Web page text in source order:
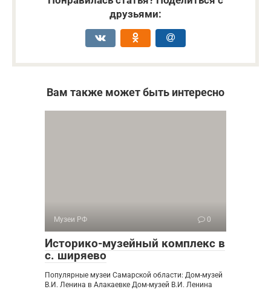
друзьями:
Вам также может быть интересно
Музеи РФ 0
Историко-музейный комплекс в
с. ширяево
Популярные музеи Самарской области: Дом-музей
В.И. Ленина в Алакаевке Дом-музей В.И. Ленина